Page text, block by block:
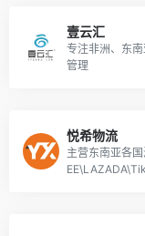
壹云汇
专注非洲、东
管理
悦希物流
主营东南亚各